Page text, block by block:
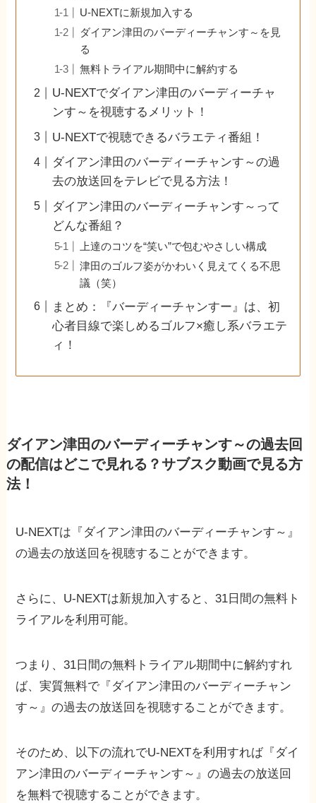
U-NEXTに新規加入する
ダイアン津田のバーディーチャンす～を見
る
無料トライアル期間中に解約する
U-NEXTでダイアン津田のバーディーチャ
ンす～を視聴するメリット！
U-NEXTで視聴できるバラエティ番組！
ダイアン津田のバーディーチャンす～の過
去の放送回をテレビで見る方法！
ダイアン津田のバーディーチャンす～って
どんな番組？
上達のコツを“笑い”で包むやさしい構成
津田のゴルフ姿がかわいく見えてくる不思
議（笑）
まとめ：『バーディーチャンすー』は、初
心者目線で楽しめるゴルフ×癒し系バラエテ
ィ！
ダイアン津田のバーディーチャンす～の過去回
の配信はどこで見れる？サブスク動画で見る方
法！
U-NEXTは『ダイアン津田のバーディーチャンす～』
の過去の放送回を視聴することができます。
さらに、U-NEXTは新規加入すると、31日間の無料ト
ライアルを利用可能。
つまり、31日間の無料トライアル期間中に解約すれ
ば、実質無料で『ダイアン津田のバーディーチャン
す～』の過去の放送回を視聴することができます。
そのため、以下の流れでU-NEXTを利用すれば『ダイ
アン津田のバーディーチャンす～』の過去の放送回
を無料で視聴することができます。